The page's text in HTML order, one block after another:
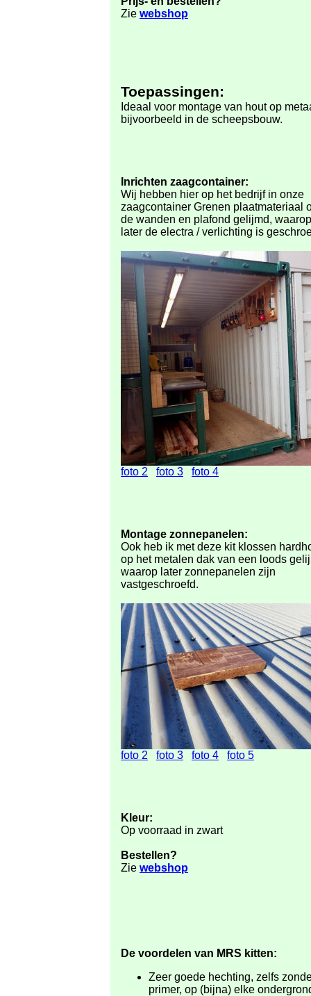
Zie webshop
Toepassingen:
Ideaal voor montage van hout op
bijvoorbeeld in de scheepsbouw.
Inrichten zaagcontainer:
Wij hebben hier op het bedrijf in onze
zaagcontainer Grenen plaatmateriaal
de wanden en plafond gelijmd, waarop
later de electra / verlichting is
foto 2 foto 3 foto 4
Montage zonnepanelen:
Ook heb ik met deze kit klossen
op het metalen dak van een loods
waarop later zonnepanelen zijn
vastgeschroefd.
foto 2 foto 3 foto 4 foto 5
Kleur:
Op voorraad in zwart
Bestellen?
Zie webshop
De voordelen van MRS kitten:
Zeer goede hechting, zelfs
primer, op (bijna) elke